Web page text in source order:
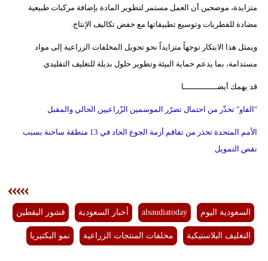
متزايدة، موضحين أن العمل مستمر لتطوير المادة بإضافة مركبات طبيعية
مضادة للفطريات وتوسيع تطبيقاتها مع خفض تكاليف الإنتاج.
ويمثل هذا الابتكار توجهاً متزايداً نحو تحويل المخلفات الزراعية إلى مواد
مستدامة، بما يدعم حماية البيئة وتطوير حلول بديلة للتغليف التقليدي.
قد يهمك أيضــــــــــــــا
"الفاو" تحذّر من احتمال تضرّر الموسمين الزّراعيين الحالي والمقبل
الأمم المتحدة تحذر من تفاقم أزمة الجوع الحاد في 13 منطقة ساخنة بسبب
نقص التمويل
السعودية اليوم alsaudiatoday أخبار السعودية قشور اليقطين
التغليف البلاستيكية مخلفات المنتجات الزراعية نمو البكتيريا